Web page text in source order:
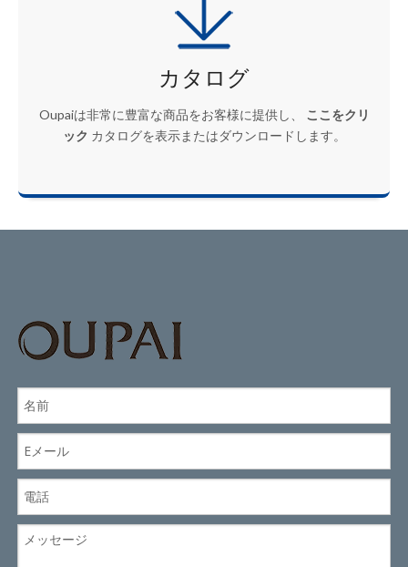
カタログ
Oupaiは非常に豊富な商品をお客様に提供し、 ここをクリ
ック カタログを表示またはダウンロードします。